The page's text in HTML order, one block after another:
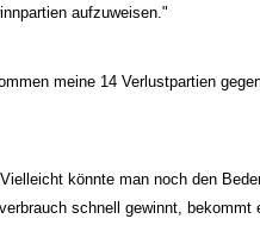
aufzuweisen."
meine 14 Verlustpartien
könnte man noch den
schnell gewinnt, bekommt